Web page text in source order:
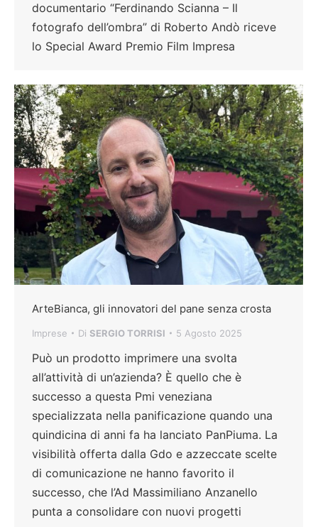
documentario “Ferdinando Scianna – Il
fotografo dell’ombra” di Roberto Andò riceve
lo Special Award Premio Film Impresa
ArteBianca, gli innovatori del pane senza crosta
Imprese Di SERGIO TORRISI 5 Agosto 2025
Può un prodotto imprimere una svolta
all’attività di un’azienda? È quello che è
successo a questa Pmi veneziana
specializzata nella panificazione quando una
quindicina di anni fa ha lanciato PanPiuma. La
visibilità offerta dalla Gdo e azzeccate scelte
di comunicazione ne hanno favorito il
successo, che l’Ad Massimiliano Anzanello
punta a consolidare con nuovi progetti